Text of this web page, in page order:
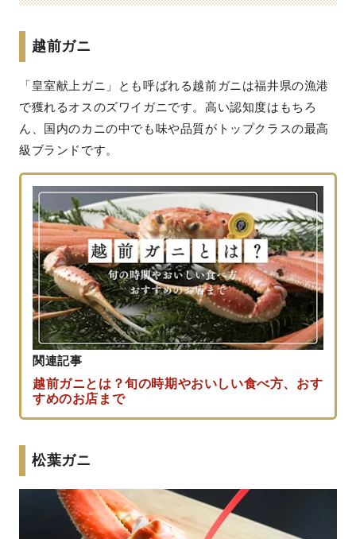
越前ガニ
「皇室献上ガニ」とも呼ばれる越前ガニは福井県の漁港
で獲れるオスのズワイガニです。高い認知度はもちろ
ん、国内のカニの中でも味や品質がトップクラスの最高
級ブランドです。
関連記事
越前ガニとは？旬の時期やおいしい食べ方、おす
すめのお店まで
松葉ガニ